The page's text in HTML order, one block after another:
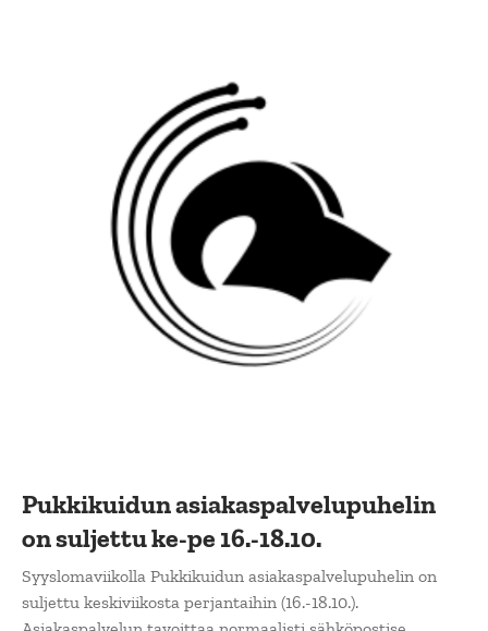
Pukkikuidun asiakaspalvelupuhelin
on suljettu ke-pe 16.-18.10.
Syyslomaviikolla Pukkikuidun asiakaspalvelupuhelin on
suljettu keskiviikosta perjantaihin (16.-18.10.).